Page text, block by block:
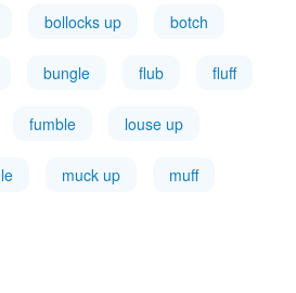
bollocks up botch
bungle flub fluff
fumble louse up
muck up muff